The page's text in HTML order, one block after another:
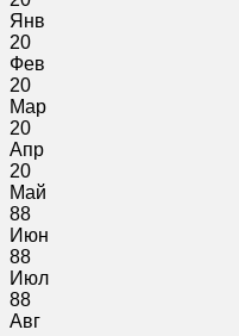
Янв
20
Фев
20
Мар
20
Апр
20
Май
88
Июн
88
Июл
88
Авг